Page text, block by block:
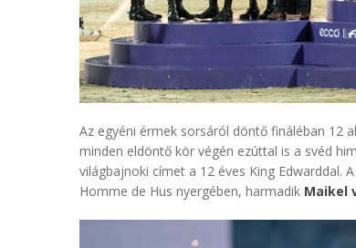
Az egyéni érmek sorsáról döntő fináléban 12
minden eldöntő kör végén ezúttal is a svéd
világbajnoki címet a 12 éves King Edwarddal.
Homme de Hus nyergében, harmadik Maikel